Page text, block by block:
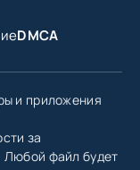
DMCA
и приложения
за
Любой файл будет